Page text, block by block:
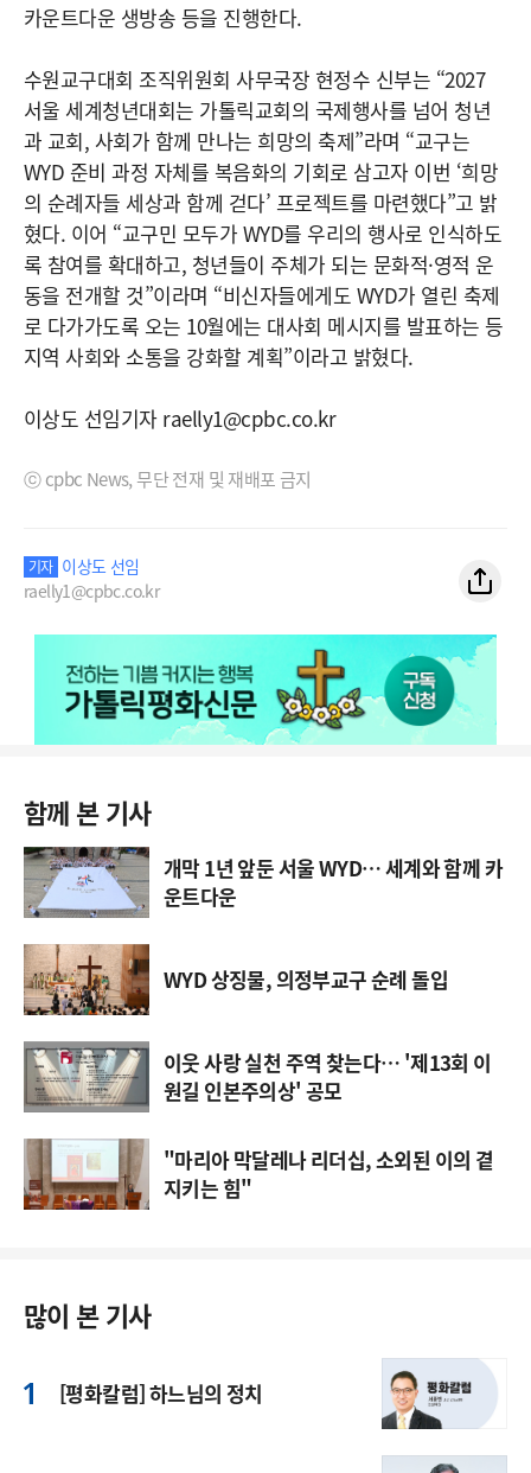
카운트다운 생방송 등을 진행한다.
수원교구대회 조직위원회 사무국장 현정수 신부는 “2027
서울 세계청년대회는 가톨릭교회의 국제행사를 넘어 청년
과 교회, 사회가 함께 만나는 희망의 축제”라며 “교구는
WYD 준비 과정 자체를 복음화의 기회로 삼고자 이번 ‘희망
의 순례자들 세상과 함께 걷다’ 프로젝트를 마련했다”고 밝
혔다. 이어 “교구민 모두가 WYD를 우리의 행사로 인식하도
록 참여를 확대하고, 청년들이 주체가 되는 문화적·영적 운
동을 전개할 것”이라며 “비신자들에게도 WYD가 열린 축제
로 다가가도록 오는 10월에는 대사회 메시지를 발표하는 등
지역 사회와 소통을 강화할 계획”이라고 밝혔다.
이상도 선임기자 raelly1@cpbc.co.kr
ⓒ cpbc News, 무단 전재 및 재배포 금지
기자 이상도 선임
raelly1@cpbc.co.kr
함께 본 기사
개막 1년 앞둔 서울 WYD… 세계와 함께 카
운트다운
WYD 상징물, 의정부교구 순례 돌입
이웃 사랑 실천 주역 찾는다… '제13회 이
원길 인본주의상' 공모
"마리아 막달레나 리더십, 소외된 이의 곁
지키는 힘"
많이 본 기사
[평화칼럼] 하느님의 정치